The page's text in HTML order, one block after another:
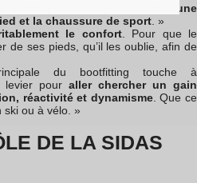
a pour objectif de
créer une
et la chaussure de sport . »
le confort. Pour que le
de ses pieds, qu’il les oublie, afin de
du bootfitting touche à
levier pour aller chercher un gain
réactivité et dynamisme. Que ce
ski ou à vélo. »
DE LA SIDAS